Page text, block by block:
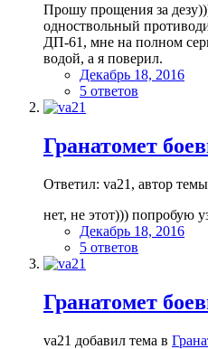
Прошу прощения за
одноствольный
ДП-61, мне на полном
водой, а я поверил.
Декабрь 18, 2016
5 ответов
Гранатомет
Ответил: va21, автор
нет, не этот))) попробую
Декабрь 18, 2016
5 ответов
Гранатомет
va21 добавил тема в